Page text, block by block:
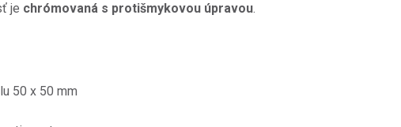
je chrómovaná s protišmykovou úpravou.
50 x 50 mm